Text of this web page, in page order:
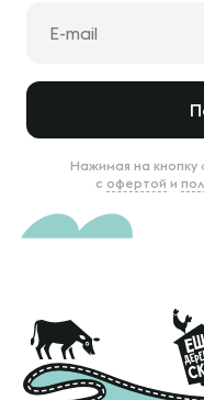
Нажимая на кнопку
с офертой и